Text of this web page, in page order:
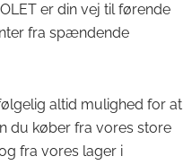
er din vej til førende
fra spændende
altid mulighed for at
du køber fra vores store
fra vores lager i